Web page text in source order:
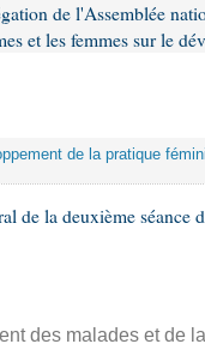
de l'Assemblée
et les femmes sur le
de la pratique
de la deuxième séance
des malades et de